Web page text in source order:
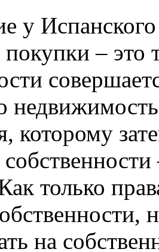
у
– это
которому
только
на